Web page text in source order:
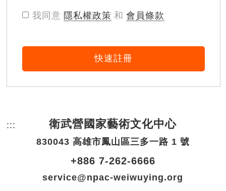
我同意 隱私權政策 和 會員條款
快速註冊
::: 頁尾網站資訊。
衛武營國家藝術文化中心
830043 高雄市鳳山區三多一路 1 號
+886 7-262-6666
service@npac-weiwuying.org